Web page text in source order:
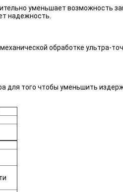
уменьшает возможность
надежность.
обработке ультра-
того чтобы уменьшить